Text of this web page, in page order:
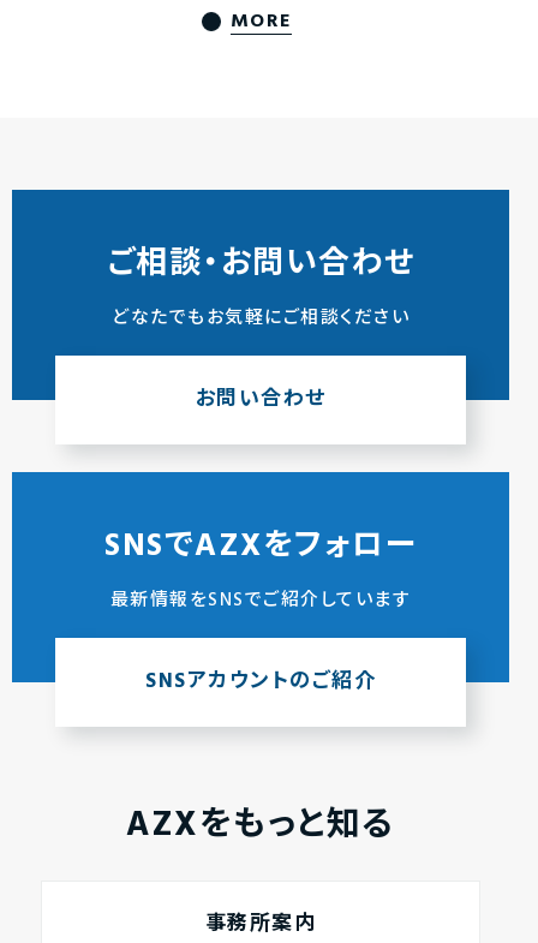
MORE
ご相談・お問い合わせ
どなたでもお気軽にご相談ください
お問い合わせ
SNSでAZXをフォロー
最新情報をSNSでご紹介しています
SNSアカウントのご紹介
AZXをもっと知る
事務所案内